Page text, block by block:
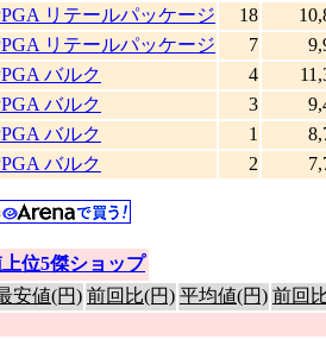
リテールパッケージ
18
リテールパッケージ
7
バルク
4
バルク
3
バルク
1
バルク
2
位5傑ショップ
安値(円) 前回比(円) 平均値(円) 前回